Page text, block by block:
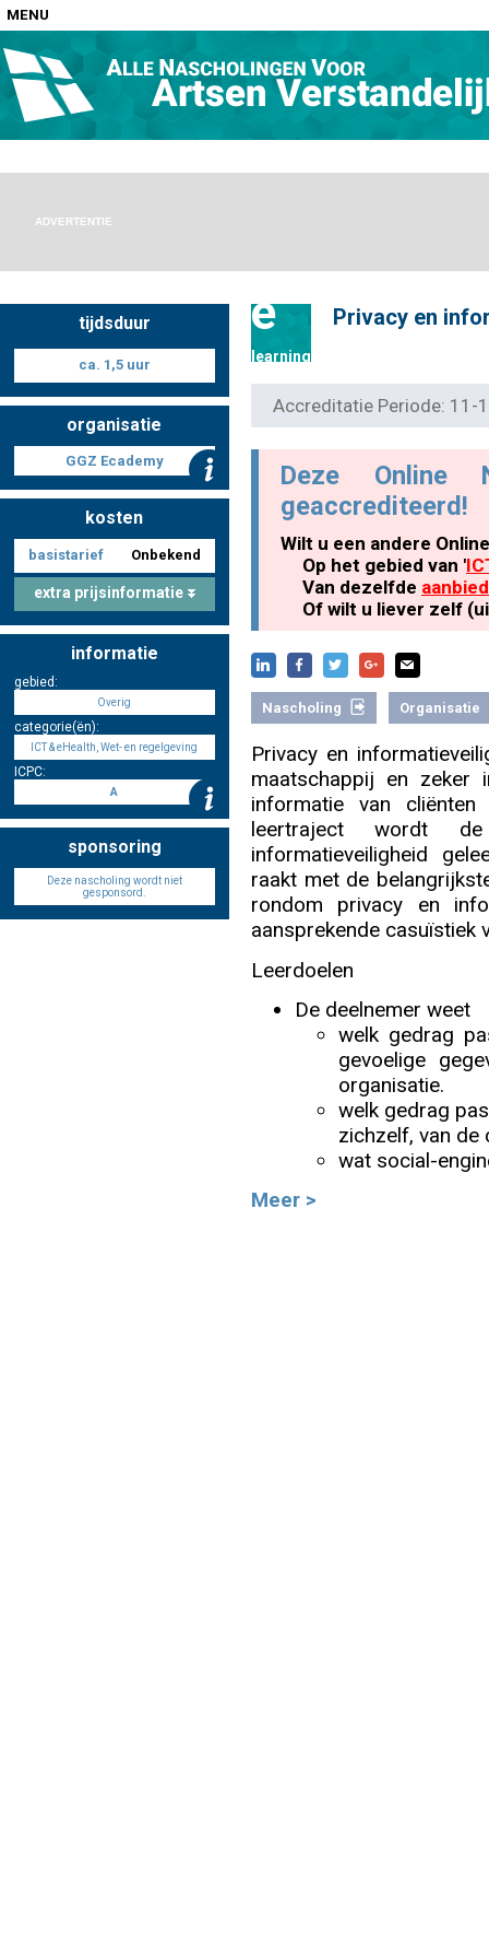
MENU
Home
Nascholingen op locatie (agenda)
Nascholingen online (elearning)
Nascholing aanmelden
Registreren
Inloggen
ADVERTENTIE
tijdsduur
ca. 1,5 uur
organisatie
GGZ Ecademy
kosten
basistarief Onbekend
extra prijsinformatie
informatie
gebied:
Overig
categorie(ën):
ICT & eHealth, Wet- en regelgeving
ICPC:
A
sponsoring
Deze nascholing wordt niet
gesponsord.
e
learning
Privacy en
Accreditatie Periode:
Deze Online
geaccrediteerd!
Wilt u een andere
Op het gebied van '
Van dezelfde
Of wilt u liever zelf
Nascholing Organisatie
Privacy en
maatschappij en zeker
informatie van
leertraject wordt
informatieveiligheid
raakt met de
rondom privacy en
aansprekende casuïstiek
Leerdoelen
De deelnemer weet
welk gedrag
gevoelige
organisatie.
welk gedrag
zichzelf, van de
wat social-
Meer >